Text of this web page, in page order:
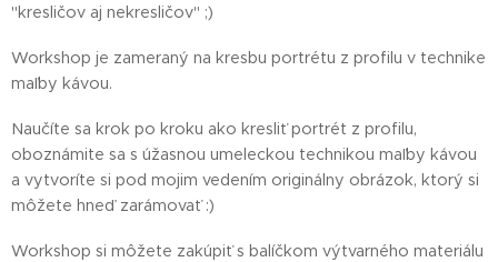
"kresličov aj nekresličov" ;)
Workshop je zameraný na kresbu portrétu z profilu v technike
maľby kávou.
Naučíte sa krok po kroku ako kresliť portrét z profilu,
oboznámite sa s úžasnou umeleckou technikou maľby kávou
a vytvoríte si pod mojim vedením originálny obrázok, ktorý si
môžete hneď zarámovať :)
Workshop si môžete zakúpiť s balíčkom výtvarného materiálu